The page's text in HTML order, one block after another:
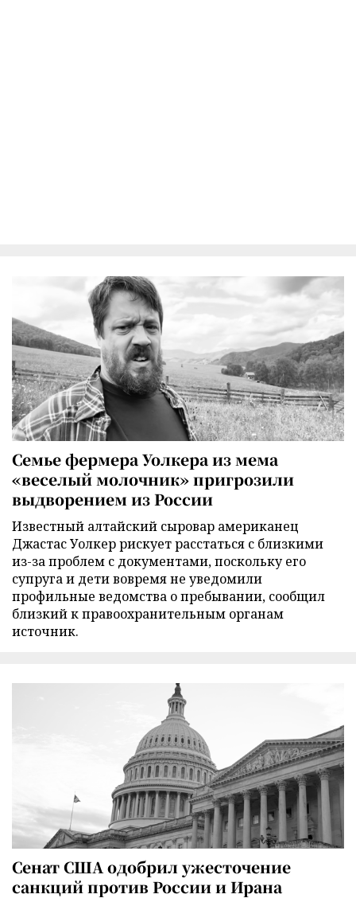
Семье фермера Уолкера из мема
«веселый молочник» пригрозили
выдворением из России
Известный алтайский сыровар американец
Джастас Уолкер рискует расстаться с близкими
из-за проблем с документами, поскольку его
супруга и дети вовремя не уведомили
профильные ведомства о пребывании, сообщил
близкий к правоохранительным органам
источник.
Сенат США одобрил ужесточение
санкций против России и Ирана